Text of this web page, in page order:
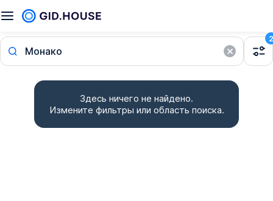
Монако
2
Здесь ничего не найдено.
Измените фильтры или область поиска.